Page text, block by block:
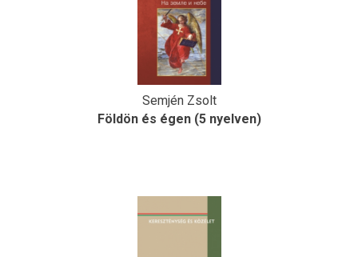
Semjén Zsolt
Földön és égen (5 nyelven)